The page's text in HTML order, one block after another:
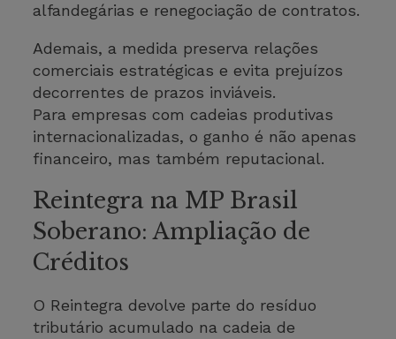
alfandegárias e renegociação de contratos.
Ademais, a medida preserva relações
comerciais estratégicas e evita prejuízos
decorrentes de prazos inviáveis.
Para empresas com cadeias produtivas
internacionalizadas, o ganho é não apenas
financeiro, mas também reputacional.
Reintegra na MP Brasil
Soberano: Ampliação de
Créditos
O Reintegra devolve parte do resíduo
tributário acumulado na cadeia de